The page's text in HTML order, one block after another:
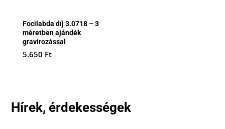
Focilabda díj 3.0718 – 3
méretben ajándék
gravírozással
5.650 Ft
Hírek, érdekességek